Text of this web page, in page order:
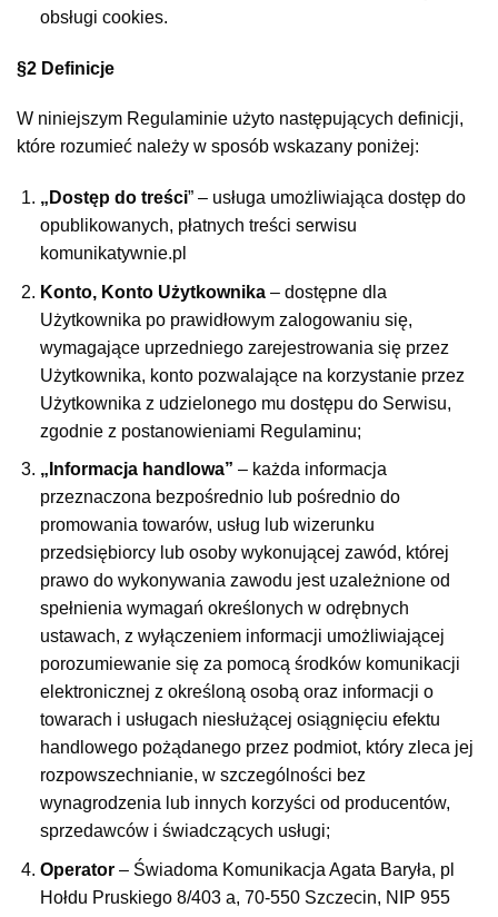
obsługi cookies.
§2 Definicje
W niniejszym Regulaminie użyto następujących definicji,
które rozumieć należy w sposób wskazany poniżej:
„Dostęp do treści” – usługa umożliwiająca dostęp do
opublikowanych, płatnych treści serwisu
komunikatywnie.pl
Konto, Konto Użytkownika– dostępne dla
Użytkownika po prawidłowym zalogowaniu się,
wymagające uprzedniego zarejestrowania się przez
Użytkownika, konto pozwalające na korzystanie przez
Użytkownika z udzielonego mu dostępu do Serwisu,
zgodnie z postanowieniami Regulaminu;
„Informacja handlowa” – każda informacja
przeznaczona bezpośrednio lub pośrednio do
promowania towarów, usług lub wizerunku
przedsiębiorcy lub osoby wykonującej zawód, której
prawo do wykonywania zawodu jest uzależnione od
spełnienia wymagań określonych w odrębnych
ustawach, z wyłączeniem informacji umożliwiającej
porozumiewanie się za pomocą środków komunikacji
elektronicznej z określoną osobą oraz informacji o
towarach i usługach niesłużącej osiągnięciu efektu
handlowego pożądanego przez podmiot, który zleca jej
rozpowszechnianie, w szczególności bez
wynagrodzenia lub innych korzyści od producentów,
sprzedawców i świadczących usługi;
Operator– Świadoma Komunikacja Agata Baryła, pl
Hołdu Pruskiego 8/403 a, 70-550 Szczecin, NIP 955